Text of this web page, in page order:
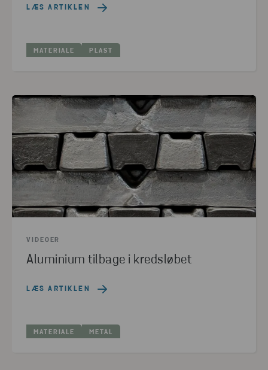
LÆS ARTIKLEN
MATERIALE PLAST
VIDEOER
Aluminium tilbage i kredsløbet
LÆS ARTIKLEN
MATERIALE METAL